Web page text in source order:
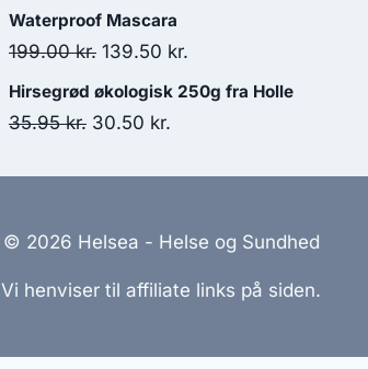
99.00 kr..
oprindelige
pris
353.00 kr..
Waterproof Mascara
199.00kr. Den
oprindelige
pris
199.00 kr..
139.50 kr.
aktuelle
139.50 kr..
Hirsegrød økologisk 250g fra Holle
35.95kr. Den
35.95 kr..
30.50 kr.
30.50 kr..
© 2026 Helsea - Helse og Sundhed
Vi henviser til affiliate links på siden.